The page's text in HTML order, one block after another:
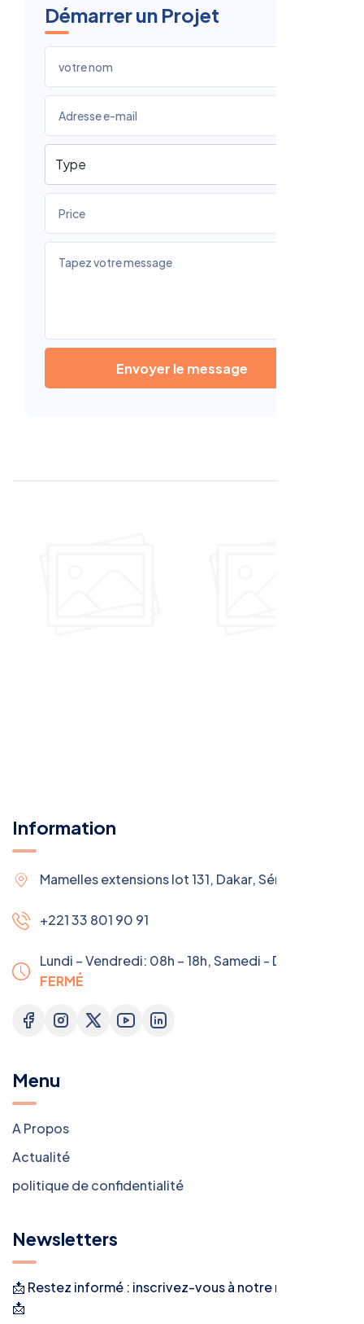
Démarrer un Projet
Envoyer le message
Information
Mamelles extensions lot 131, Dakar, Sénégal
+221 33 801 90 91
Lundi – Vendredi: 08h – 18h,Samedi - Dimanche:
FERMÉ
Menu
A Propos
Actualité
politique de confidentialité
Newsletters
📩 Restez informé : inscrivez-vous à notre newsletter !
📩